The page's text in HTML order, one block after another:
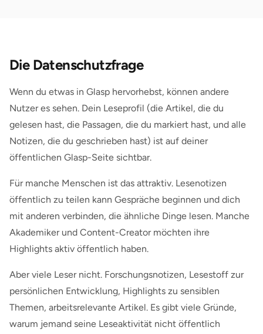
Die Datenschutzfrage
Wenn du etwas in Glasp hervorhebst, können andere
Nutzer es sehen. Dein Leseprofil (die Artikel, die du
gelesen hast, die Passagen, die du markiert hast, und alle
Notizen, die du geschrieben hast) ist auf deiner
öffentlichen Glasp-Seite sichtbar.
Für manche Menschen ist das attraktiv. Lesenotizen
öffentlich zu teilen kann Gespräche beginnen und dich
mit anderen verbinden, die ähnliche Dinge lesen. Manche
Akademiker und Content-Creator möchten ihre
Highlights aktiv öffentlich haben.
Aber viele Leser nicht. Forschungsnotizen, Lesestoff zur
persönlichen Entwicklung, Highlights zu sensiblen
Themen, arbeitsrelevante Artikel. Es gibt viele Gründe,
warum jemand seine Leseaktivität nicht öffentlich